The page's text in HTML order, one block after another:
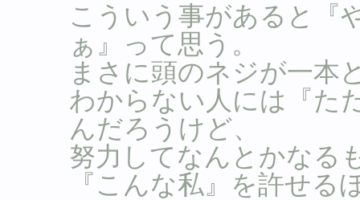
こういう事があると『
ぁ』って思う。
まさに頭のネジが一本
わからない人には『た
んだろうけど、
努力してなんとかなる
『こんな私』を許せる